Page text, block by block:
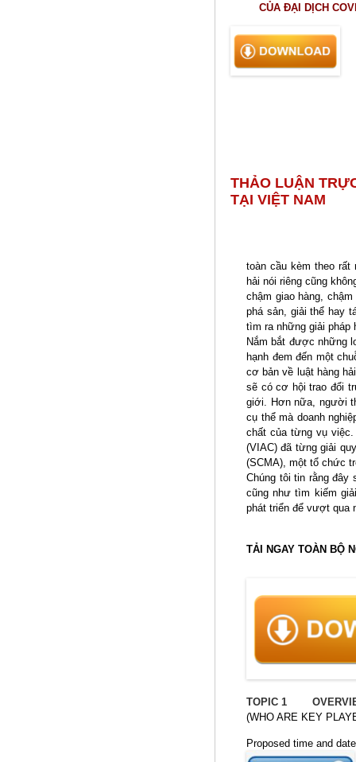
CỦA ĐẠI DỊCH
THẢO LUẬN
TẠI VIỆT NAM
toàn cầu kèm theo rất
hải nói riêng cũng
chậm giao hàng,
phá sản, giải thể hay
tìm ra những giải pháp
Nắm bắt được những
hạnh đem đến một
cơ bản về luật hàng
sẽ có cơ hội trao đổi
giới. Hơn nữa, người
cụ thể mà doanh
chất của từng vụ
(VIAC) đã từng giải
(SCMA), một tổ chức
Chúng tôi tin rằng
cũng như tìm kiếm
phát triển để vượt qua
TẢI NGAY TOÀN BỘ
TOPIC 1
(WHO ARE KEY
Proposed time and